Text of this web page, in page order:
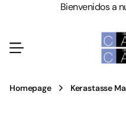
Bienvenidos a
Homepage Kerastasse